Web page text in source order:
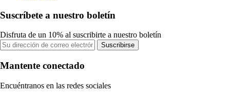
Suscríbete a nuestro boletín
Disfruta de un 10% al suscribirte a nuestro boletín
Suscribirse
Mantente conectado
Encuéntranos en las redes sociales